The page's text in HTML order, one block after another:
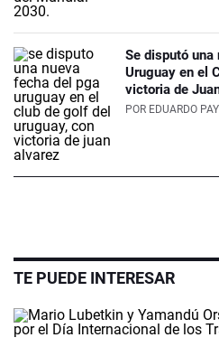
Se disputó una
Uruguay en el
victoria de
POR EDUARDO
TE PUEDE INTERESAR